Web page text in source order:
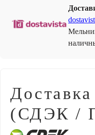
(СДЭК /